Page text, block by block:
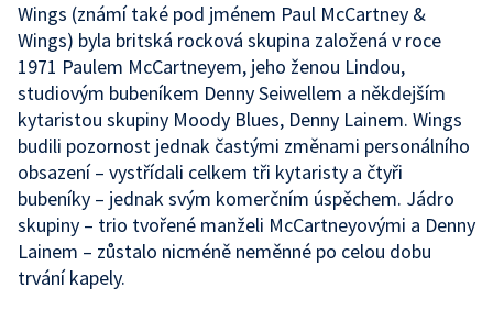
Wings (známí také pod jménem Paul McCartney &
Wings) byla britská rocková skupina založená v roce
1971 Paulem McCartneyem, jeho ženou Lindou,
studiovým bubeníkem Denny Seiwellem a někdejším
kytaristou skupiny Moody Blues, Denny Lainem. Wings
budili pozornost jednak častými změnami personálního
obsazení – vystřídali celkem tři kytaristy a čtyři
bubeníky – jednak svým komerčním úspěchem. Jádro
skupiny – trio tvořené manželi McCartneyovými a Denny
Lainem – zůstalo nicméně neměnné po celou dobu
trvání kapely.